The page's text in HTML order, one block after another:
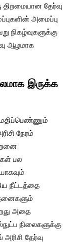
தேர்வு
அமைப்பு
நிகழ்வுகளுக்கு
ஆழமாக
இருக்க
மதிப்பெண்ணும்
நேரம்
பல
நீட்டத்தை
அதை
நிலைகளுக்கு
தேர்வு